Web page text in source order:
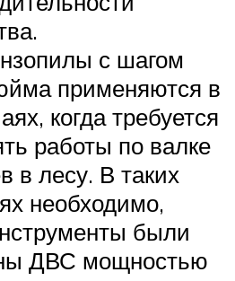
с шагом
применяются в
когда требуется
работы по валке
в лесу. В таких
необходимо,
были
ДВС мощностью